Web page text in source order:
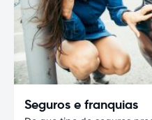
Seguros e franquias